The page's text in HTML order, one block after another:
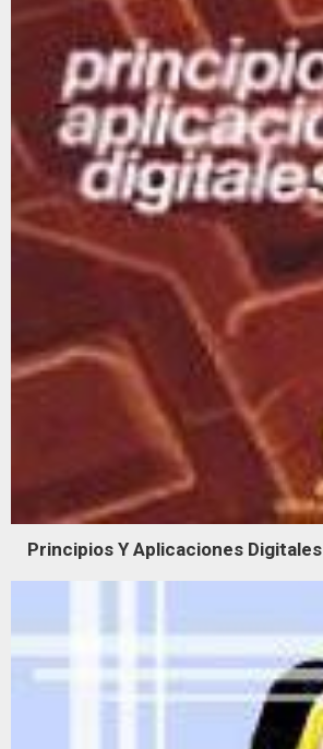
Principios Y Aplicaciones Digitales